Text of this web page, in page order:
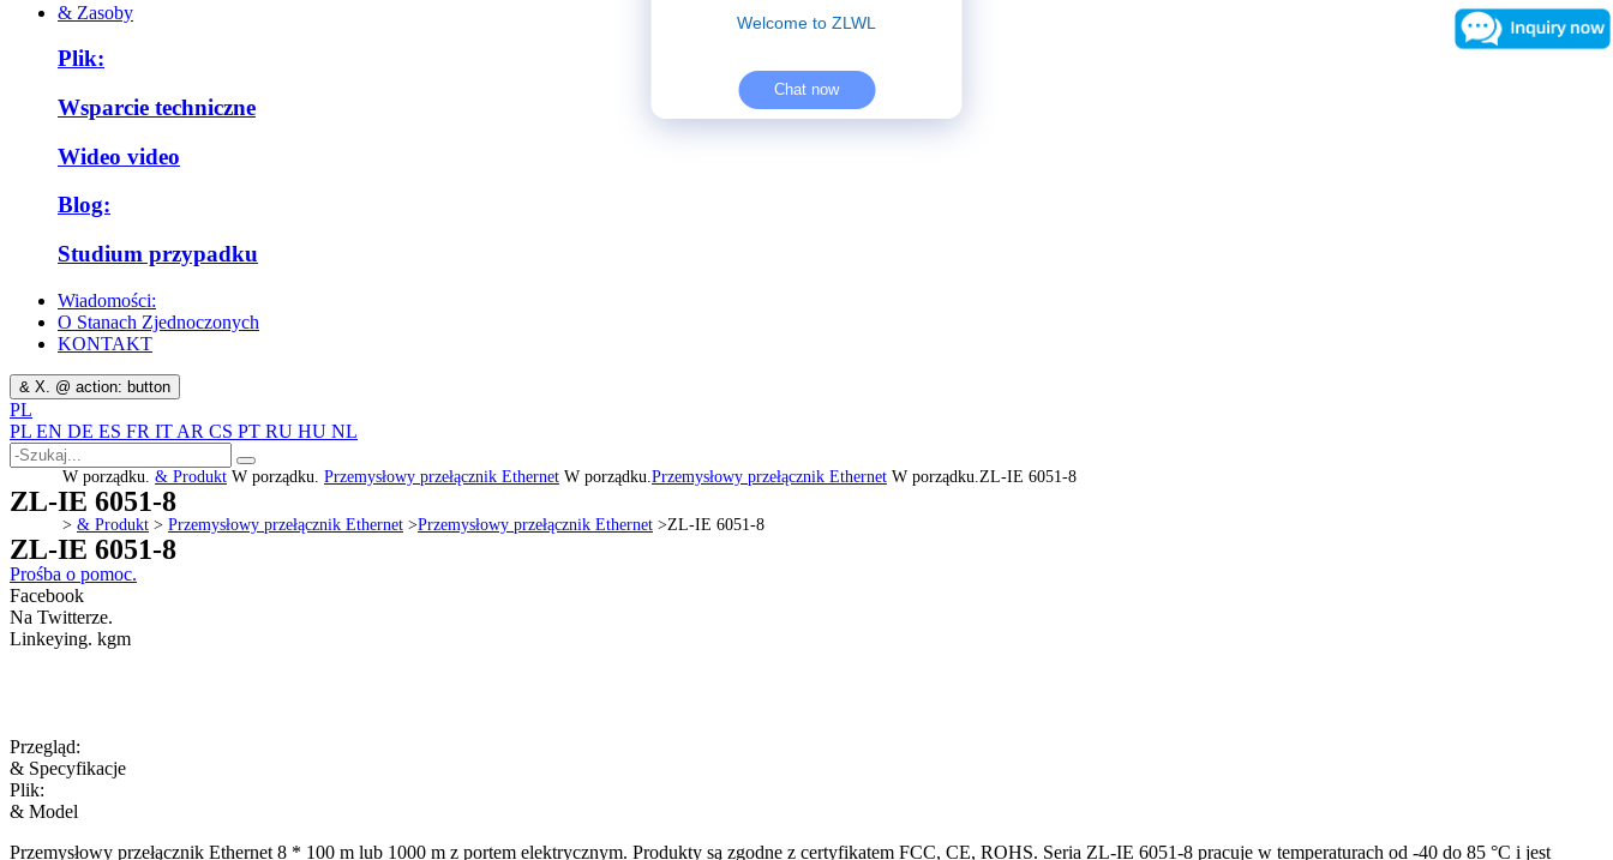
& Zasoby
Plik:
Wsparcie techniczne
Wideo video
Blog:
Studium przypadku
Wiadomości:
O Stanach Zjednoczonych
KONTAKT
& X. @ action: button
PL
PL EN DE ES FR IT AR CS PT RU HU NL
W porządku. & Produkt W porządku. Przemysłowy przełącznik Ethernet W porządku. Przemysłowy przełącznik Ethernet W porządku. ZL-IE 6051-8
ZL-IE 6051-8
> & Produkt > Przemysłowy przełącznik Ethernet >Przemysłowy przełącznik Ethernet >ZL-IE 6051-8
ZL-IE 6051-8
Prośba o pomoc.
Facebook
Na Twitterze.
Linkeying. kgm
Przegląd:
& Specyfikacje
Plik:
& Model
Przemysłowy przełącznik Ethernet 8 * 100 m lub 1000 m z portem elektrycznym. Produkty są zgodne z certyfikatem FCC, CE, ROHS. Seria ZL-IE 6051-8 pracuje w temperaturach od -40 do 85 °C i jest
Welcome to ZLWL
Chat now